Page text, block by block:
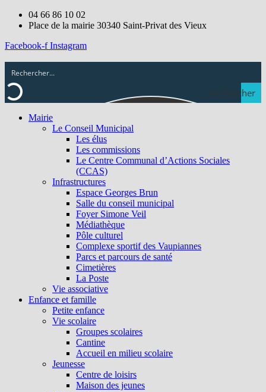
04 66 86 10 02
Place de la mairie 30340 Saint-Privat des Vieux
Facebook-f Instagram
Rechercher
Mairie
Le Conseil Municipal
Les élus
Les commissions
Le Centre Communal d’Actions Sociales
(CCAS)
Infrastructures
Espace Georges Brun
Salle du conseil municipal
Foyer Simone Veil
Médiathèque
Pôle culturel
Complexe sportif des Vaupiannes
Parcs et parcours de santé
Cimetières
La Poste
Vie associative
Enfance et famille
Petite enfance
Vie scolaire
Groupes scolaires
Cantine
Accueil en milieu scolaire
Jeunesse
Centre de loisirs
Maison des jeunes